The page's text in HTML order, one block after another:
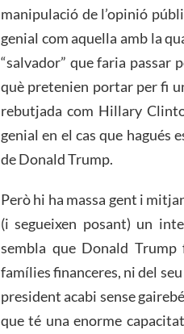
manipulació de l’opinió
genial com aquella amb la
“salvador” que faria passar
què pretenien portar per fi
rebutjada com Hillary
genial en el cas que hagués
de Donald Trump.
Però hi ha massa gent i
(i segueixen posant) un
sembla que Donald
famílies financeres, ni del
president acabi sense
que té una enorme